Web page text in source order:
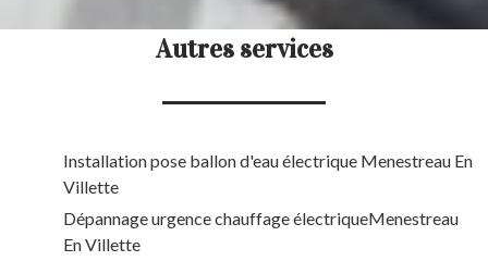
Autres services
Installation pose ballon d'eau électrique Menestreau En
Villette
Dépannage urgence chauffage électriqueMenestreau
En Villette